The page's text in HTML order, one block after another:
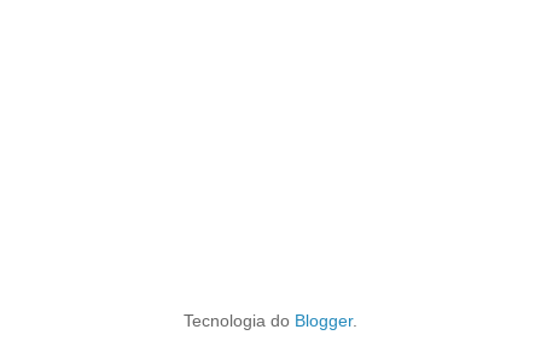
Tecnologia do Blogger.